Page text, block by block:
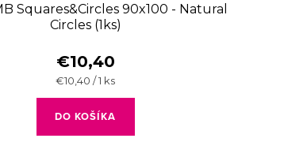
Squares&Circles 90x100 - Natural
Circles (1ks)
€10,40
Jednotková
cena:
€10,40 / 1 ks
DO KOŠÍKA